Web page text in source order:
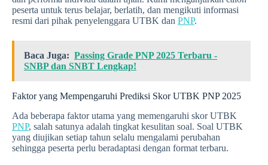
peserta untuk terus belajar, berlatih, dan mengikuti informasi
resmi dari pihak penyelenggara UTBK dan PNP.
Baca Juga: Passing Grade PNP 2025 Terbaru -
SNBP dan SNBT Lengkap!
Faktor yang Mempengaruhi Prediksi Skor UTBK PNP 2025
Ada beberapa faktor utama yang memengaruhi skor UTBK
PNP, salah satunya adalah tingkat kesulitan soal. Soal UTBK
yang diujikan setiap tahun selalu mengalami perubahan
sehingga peserta perlu beradaptasi dengan format terbaru.